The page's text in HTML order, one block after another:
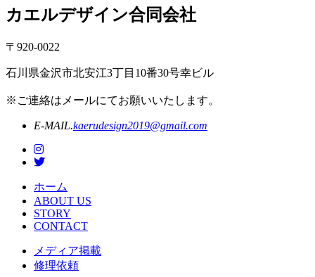
カエルデザイン合同会社
〒920-0022
石川県金沢市北安江3丁目10番30号幸ビル
※ご連絡はメールにてお願いいたします。
E-MAIL.kaerudesign2019@gmail.com
ホーム
ABOUT US
STORY
CONTACT
メディア掲載
修理依頼